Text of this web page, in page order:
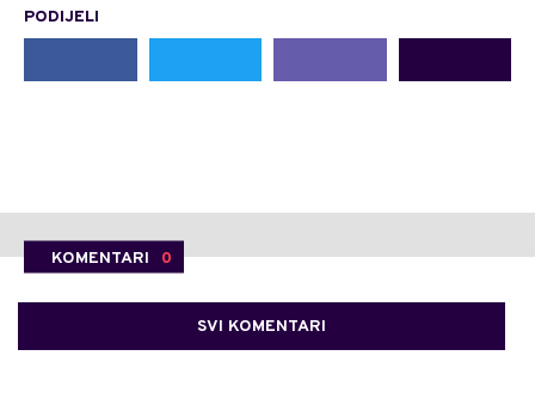
PODIJELI
KOMENTARI 0
SVI KOMENTARI